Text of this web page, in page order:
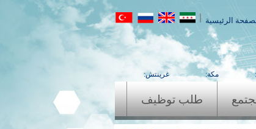
الرئيسية
مكة: غرينتش:
طلب توظيف